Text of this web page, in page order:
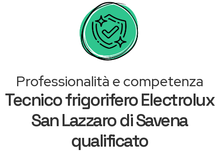
Professionalità e competenza
Tecnico frigorifero Electrolux
San Lazzaro di Savena
qualificato